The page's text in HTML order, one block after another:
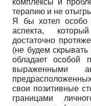
комплексы и
терапию и не
Я бы хотел особо
аспекта,
достаточно
(не будем
обладает особой
выраженными
свои позитивные
границами